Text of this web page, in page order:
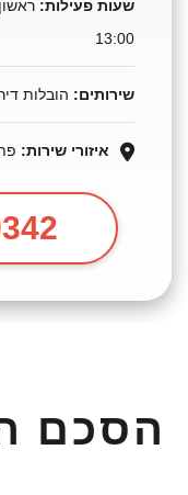
שעות פעילות:
13:00
שירותים: הובלות
איזורי שירות:
הסכם